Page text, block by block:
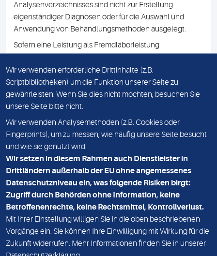
Analysenverzeichnisses sind nicht zur Erstellung
eigenständiger Diagnosen oder für die Auswahl und
Anwendung von Behandlungsmethoden ausgelegt.
Sofern eine Leistung als Fremdlaborleistung
Namen des Fremdlabors mit. Mit der Beauftragung der
Fremdlaborleistung erklären Sie sich mit dieser
Vereinbarung einverstanden.
DATENSCHUTZ
KONTAKT
NEWSLETTER
ADRESSE
MVZ Medizinisches Labor Nord MLN GmbH
Essener Straße 108
22419 Hamburg
Wir verwenden erforderliche Drittinhalte (z.B.
Scriptbibliotheken) um die Funktion unserer Seite zu
gewährleisten. Wenn Sie dies nicht möchten, besuchen Sie
unsere Seite bitte nicht.
Wir verwenden Analysemethoden (z.B. Cookies oder
Fingerprints), um zu messen, wie häufig unsere Seite besucht
und wie sie genutzt wird.
Wir setzen in diesem Rahmen auch Dienstleister in
Drittländern außerhalb der EU ohne angemessenes
Datenschutzniveau ein, was folgende Risiken birgt:
Zugriff durch Behörden ohne Information, keine
Betroffenenrechte, keine Rechtsmittel, Kontrollverlust.
Mit Ihrer Einstellung willigen Sie in die oben beschriebenen
Vorgänge ein. Sie können Ihre Einwilligung mit Wirkung für die
Zukunft widerrufen. Mehr Informationen finden Sie in unserer